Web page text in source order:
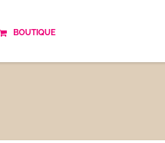
BOUTIQUE